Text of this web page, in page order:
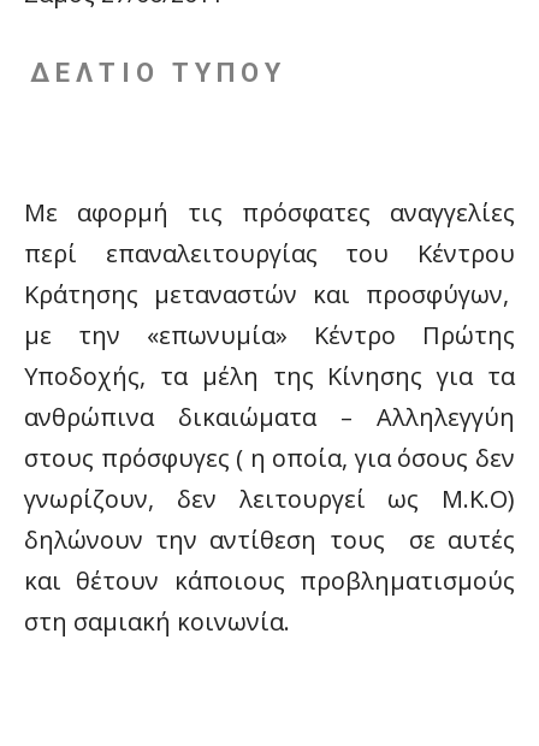
Δ Ε Λ Τ Ι Ο Τ Υ Π Ο Υ
Με αφορμή τις πρόσφατες αναγγελίες
περί επαναλειτουργίας του Κέντρου
Κράτησης μεταναστών και προσφύγων,
με την «επωνυμία» Κέντρο Πρώτης
Υποδοχής, τα μέλη της Κίνησης για τα
ανθρώπινα δικαιώματα – Αλληλεγγύη
στους πρόσφυγες ( η οποία, για όσους δεν
γνωρίζουν, δεν λειτουργεί ως Μ.Κ.Ο)
δηλώνουν την αντίθεση τους σε αυτές
και θέτουν κάποιους προβληματισμούς
στη σαμιακή κοινωνία.